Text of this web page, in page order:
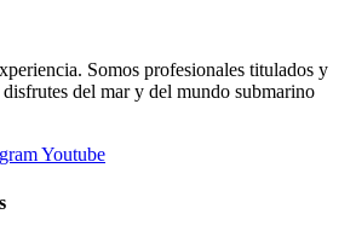
Somos profesionales titulados y
del mar y del mundo submarino
Youtube